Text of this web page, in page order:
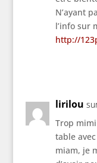
N’ayant
l’info sur
http://
lirilou
Trop
table
miam, je